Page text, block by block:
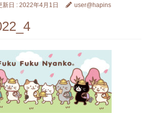
新日 : 2022年4月1日 user@hapins